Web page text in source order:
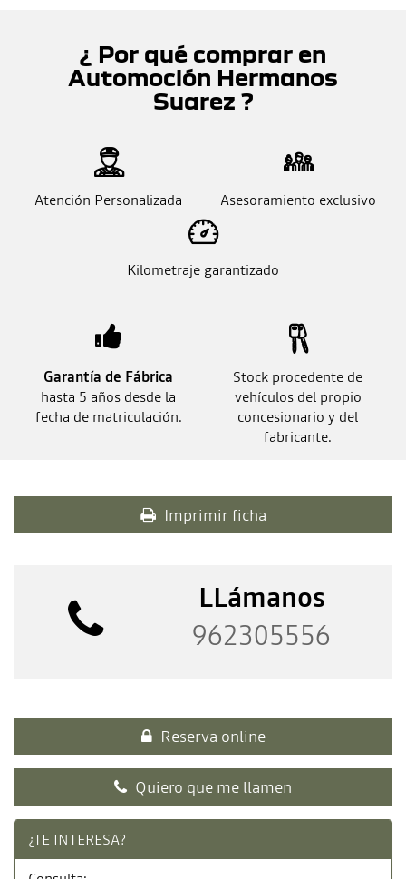
¿ Por qué comprar en
Automoción Hermanos
Suarez ?
Atención Personalizada Asesoramiento exclusivo
Kilometraje garantizado
Garantía de Fábrica
hasta 5 años desde la
fecha de matriculación.
Stock procedente de
vehículos del propio
concesionario y del
fabricante.
Imprimir ficha
LLámanos
962305556
Reserva online
Quiero que me llamen
¿TE INTERESA?